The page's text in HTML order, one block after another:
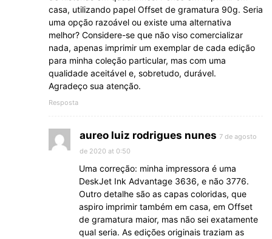
casa, utilizando papel Offset de gramatura 90g. Seria
uma opção razoável ou existe uma alternativa
melhor? Considere-se que não viso comercializar
nada, apenas imprimir um exemplar de cada edição
para minha coleção particular, mas com uma
qualidade aceitável e, sobretudo, durável.
Agradeço sua atenção.
Resposta
aureo luiz rodrigues nunes 7 de agosto
de 2020 at 0:50
Uma correção: minha impressora é uma
DeskJet Ink Advantage 3636, e não 3776.
Outro detalhe são as capas coloridas, que
aspiro imprimir também em casa, em Offset
de gramatura maior, mas não sei exatamente
qual seria. As edições originais traziam as